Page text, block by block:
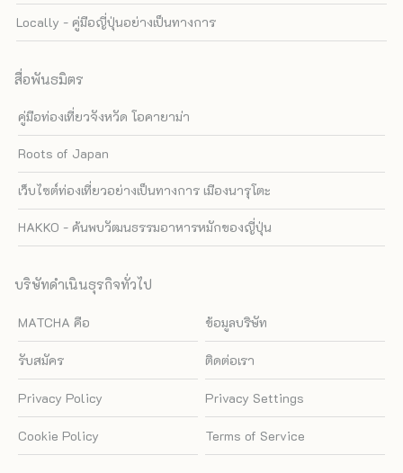
Locally - คู่มือญี่ปุ่นอย่างเป็นทางการ
สื่อพันธมิตร
คู่มือท่องเที่ยวจังหวัด โอคายาม่า
Roots of Japan
เว็บไซต์ท่องเที่ยวอย่างเป็นทางการ เมืองนารุโตะ
HAKKO - ค้นพบวัฒนธรรมอาหารหมักของญี่ปุ่น
บริษัทดำเนินธุรกิจทั่วไป
MATCHA คือ ข้อมูลบริษัท
รับสมัคร ติดต่อเรา
Privacy Policy Privacy Settings
Cookie Policy Terms of Service